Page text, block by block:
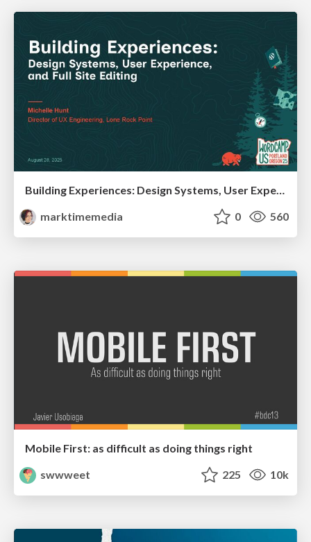
marktimemedia
0 560
Mobile First: as difficult as doing things right
swwweet
225 10k